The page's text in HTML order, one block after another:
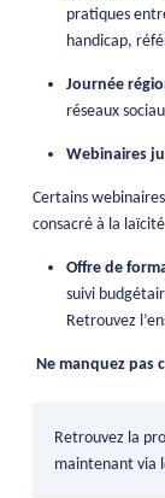
pratiques
handicap,
Journée
réseaux
Webinaires
Certains
consacré à la
Offre de
suivi
Retrouvez
Ne manquez pas
Retrouvez la
maintenant via